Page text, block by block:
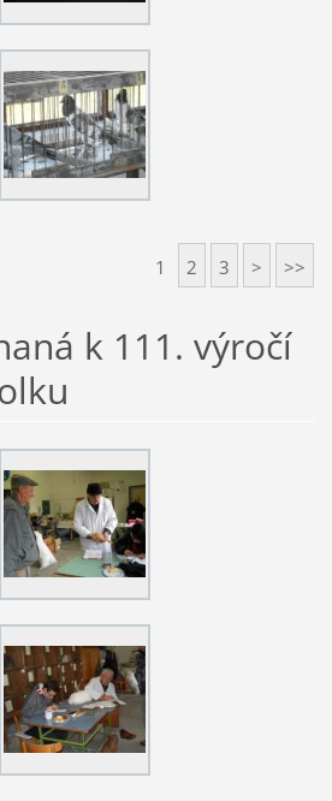
1 2 3 > >>
k 111. výročí